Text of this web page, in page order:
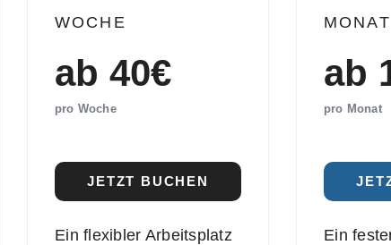
WOCHE
ab 40€
pro Woche
JETZT BUCHEN
Ein flexibler Arbeitsplatz
MONAT
ab
pro Monat
Ein